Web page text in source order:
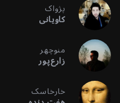
پژواک
کاویانی
منوچهر
زارع‌پور
خارخاسک